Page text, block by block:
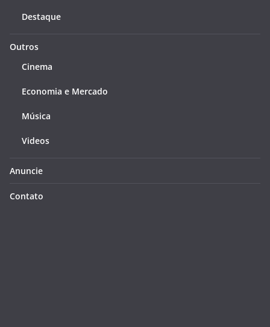
Destaque
Outros
Cinema
Economia e Mercado
Música
Videos
Anuncie
Contato